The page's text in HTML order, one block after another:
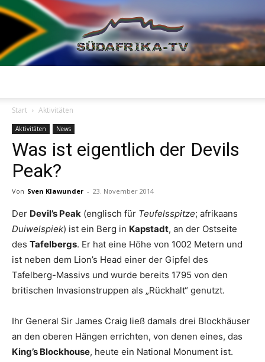
TV
Start Aktivitäten
Aktivitäten News
Was ist eigentlich der Devils
Peak?
Von Sven Klawunder - 23. November 2014
Der Devil’s Peak (englisch für Teufelsspitze; afrikaans
Duiwelspiek) ist ein Berg in Kapstadt, an der Ostseite
des Tafelbergs. Er hat eine Höhe von 1002 Metern und
ist neben dem Lion’s Head einer der Gipfel des
Tafelberg-Massivs und wurde bereits 1795 von den
britischen Invasionstruppen als „Rückhalt“ genutzt.
Ihr General Sir James Craig ließ damals drei Blockhäuser
an den oberen Hängen errichten, von denen eines, das
King’s Blockhouse, heute ein National Monument ist.